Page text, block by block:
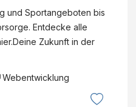
und Sportangeboten bis
Entdecke alle
Zukunft in der
Webentwicklung